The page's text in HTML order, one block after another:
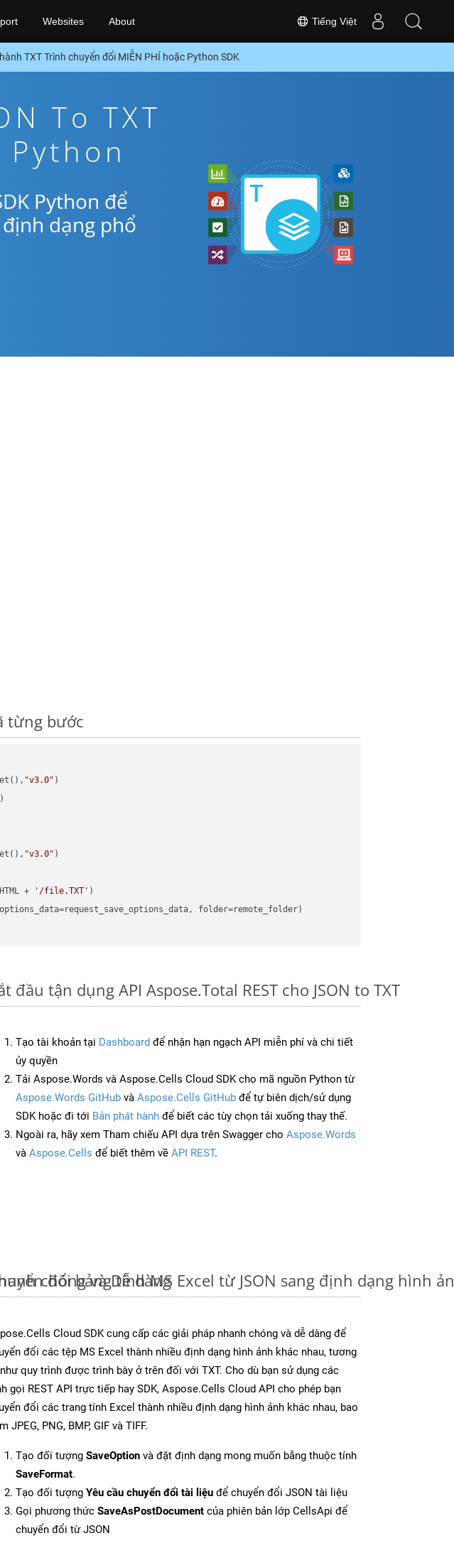
Tiếng Việt
Websites About
TXT Trình chuyển đổi MIỄN PHÍ hoặc Python SDK
To TXT
Python để
dạng phổ
từng bước
"v3.0"
)
"v3.0" )
+ '/file.TXT'
đầu tận dụng API Aspose.Total REST cho JSON to TXT
Tạo tài khoản tại Dashboard để nhận hạn ngạch API miễn phí và chi tiết
ủy quyền
Tải Aspose.Words và Aspose.Cells Cloud SDK cho mã nguồn Python từ
Aspose.Words GitHub và Aspose.Cells GitHub để tự biên dịch/sử dụng
SDK hoặc đi tới Bản phát hành để biết các tùy chọn tải xuống thay thế.
Ngoài ra, hãy xem Tham chiếu API dựa trên Swagger cho Aspose.Words
và Aspose.Cells để biết thêm về API REST.
chóng và Dễ dàng
đổi bảng tính MS Excel từ JSON sang định dạng hình
Cloud SDK cung cấp các giải pháp nhanh chóng và dễ dàng để
đổi các tệp MS Excel thành nhiều định dạng hình ảnh khác nhau, tương
quy trình được trình bày ở trên đối với TXT. Cho dù bạn sử dụng các
gọi REST API trực tiếp hay SDK, Aspose.Cells Cloud API cho phép bạn
đổi các trang tính Excel thành nhiều định dạng hình ảnh khác nhau, bao
JPEG, PNG, BMP, GIF và TIFF.
Tạo đối tượng SaveOption và đặt định dạng mong muốn bằng thuộc tính
SaveFormat.
Tạo đối tượng Yêu cầu chuyển đổi tài liệu để chuyển đổi JSON tài liệu
Gọi phương thức SaveAsPostDocument của phiên bản lớp CellsApi để
chuyển đổi từ JSON